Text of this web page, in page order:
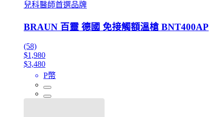
兒科醫師首選品牌
BRAUN 百靈 德國 免接觸額溫槍 BNT400AP
(58)
$1,980
$3,480
P幣